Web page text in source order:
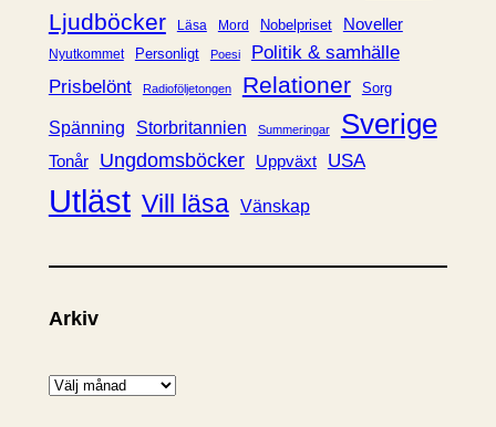
Ljudböcker
Läsa Mord Nobelpriset Noveller
Nyutkommet Personligt Poesi
Politik & samhälle
Prisbelönt
Radioföljetongen Relationer Sorg
Spänning Storbritannien Summeringar Sverige
Tonår Ungdomsböcker Uppväxt USA
Utläst Vill läsa Vänskap
Arkiv
A